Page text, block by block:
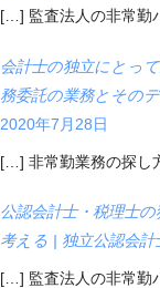
[…] 監査法人の非常勤
会計士の独立にとっ
務委託の業務とその
2020年7月28日
[…] 非常勤業務の探し
公認会計士・税理士
考える | 独立公認会
[…] 監査法人の非常勤